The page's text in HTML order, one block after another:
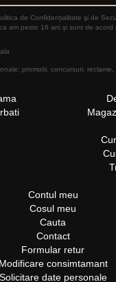
de Confidențialitate şi de
am peste 16 ani și sunt de acord
promotii, concursuri, reclame,
Contul meu
Cosul meu
Cauta
Contact
Formular retur
Modificare consimtamant
Solicitare date personale